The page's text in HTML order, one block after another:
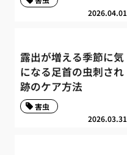
2026.04.01
露出が増える季節に気
になる足首の虫刺され
跡のケア方法
2026.03.31
害虫